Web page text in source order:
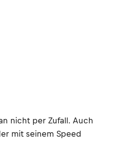
nicht per Zufall. Auch
mit seinem Speed